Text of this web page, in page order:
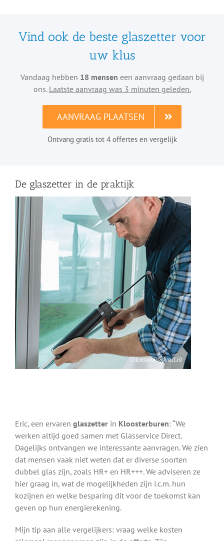
Vind ook de beste glaszetter voor
uw klus
Vandaag hebben 18 mensen een aanvraag gedaan bij
ons. Laatste aanvraag was 3 minuten geleden.
AANVRAAG PLAATSEN
Ontvang gratis tot 4 offertes en vergelijk
De glaszetter in de praktijk
Eric, een ervaren glaszetter in Kloosterburen: “We
werken altijd goed samen met Glasservice Direct.
Dagelijks ontvangen we interessante aanvragen. We zien
dat mensen vaak niet weten dat er diverse soorten
dubbel glas zijn, zoals HR+ en HR+++. We adviseren ze
hier graag in, wat de mogelijkheden zijn i.c.m. hun
kozijnen en welke besparing dit voor de toekomst kan
geven op hun energierekening.
Mijn tip aan alle vergelijkers: vraag welke kosten